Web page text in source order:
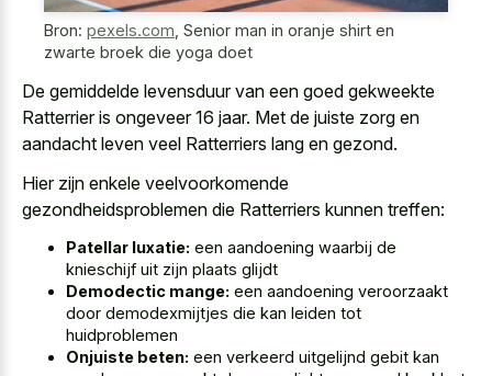
Bron: pexels.com Senior man in oranje shirt en
zwarte broek die yoga doet
De gemiddelde levensduur van een goed gekweekte
Ratterrier is ongeveer 16 jaar. Met de juiste zorg en
aandacht leven veel Ratterriers lang en gezond.
Hier zijn enkele veelvoorkomende
gezondheidsproblemen die Ratterriers kunnen treffen:
Patellar luxatie: een aandoening waarbij de
knieschijf uit zijn plaats glijdt
Demodectic mange: een aandoening veroorzaakt
door demodexmijtjes die kan leiden tot
huidproblemen
Onjuiste beten: een verkeerd uitgelijnd gebit kan